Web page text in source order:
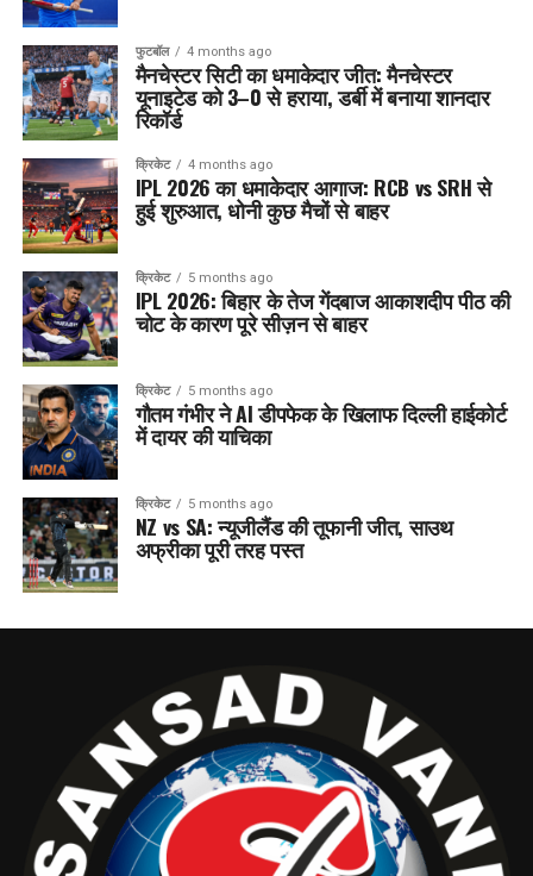
फुटबॉल 4 months ago
मैनचेस्टर सिटी का धमाकेदार जीत: मैनचेस्टर
यूनाइटेड को 3–0 से हराया, डर्बी में बनाया शानदार
रिकॉर्ड
क्रिकेट 4 months ago
IPL 2026 का धमाकेदार आगाज: RCB vs SRH से
हुई शुरुआत, धोनी कुछ मैचों से बाहर
क्रिकेट 5 months ago
IPL 2026: बिहार के तेज गेंदबाज आकाशदीप पीठ की
चोट के कारण पूरे सीज़न से बाहर
क्रिकेट 5 months ago
गौतम गंभीर ने AI डीपफेक के खिलाफ दिल्ली हाईकोर्ट
में दायर की याचिका
क्रिकेट 5 months ago
NZ vs SA: न्यूजीलैंड की तूफानी जीत, साउथ
अफ्रीका पूरी तरह पस्त